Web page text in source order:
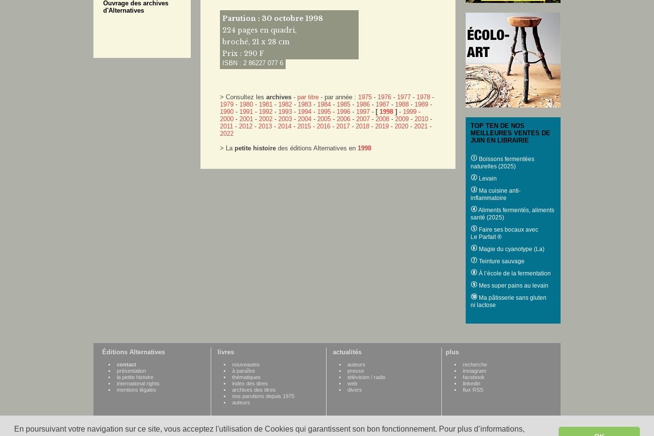
En poursuivant votre navigation sur ce site, vous acceptez l'utilisation de Cookies qui garantissent son bon fonctionnement. Pour plus d’informations,
Ouvrage des archives
d'Alternatives
Parution : 30 octobre 1998
224 pages en quadri,
broché, 21 x 28 cm
Prix : 290 F
ISBN : 2 86227 077 6
> Consultez les archives - par titre - par année : 1975 - 1976 - 1977 - 1978 -
1979 - 1980 - 1981 - 1982 - 1983 - 1984 - 1985 - 1986 - 1987 - 1988 - 1989 -
1990 - 1991 - 1992 - 1993 - 1994 - 1995 - 1996 - 1997 - [ 1998 ] - 1999 -
2000 - 2001 - 2002 - 2003 - 2004 - 2005 - 2006 - 2007 - 2008 - 2009 - 2010 -
2011 - 2012 - 2013 - 2014 - 2015 - 2016 - 2017 - 2018 - 2019 - 2020 - 2021 -
2022
> La petite histoire des éditions Alternatives en 1998
TOP TEN DE NOS
MEILLEURES VENTES DE
JUIN EN LIBRAIRIE
Boissons fermentées
naturelles (2025)
Levain
Ma cuisine anti-
inflammatoire
Aliments fermentés, aliments
santé (2025)
Faire ses bocaux avec
Le Parfait ®
Magie du cyanotype (La)
Teinture sauvage
À l’école de la fermentation
Mes super pains au levain
Ma pâtisserie sans gluten
ni lactose
Éditions Alternatives
contact
présentation
la petite histoire
international rights
mentions légales
livres
nouveautes
à paraître
thématiques
index des titres
archives des titres
nos parutions depuis 1975
auteurs
actualités
auteurs
presse
télévision / radio
web
divers
plus
recherche
instagram
facebook
linkedin
flux RSS
WWW credits